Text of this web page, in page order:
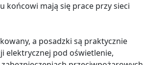
końcowi mają się prace przy sieci
a posadzki są praktycznie
elektrycznej pod oświetlenie,